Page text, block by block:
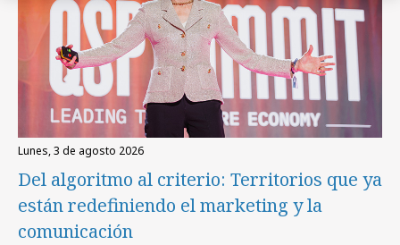
lunes, 3 de agosto 2026
Del algoritmo al criterio: Territorios que ya
están redefiniendo el marketing y la
comunicación